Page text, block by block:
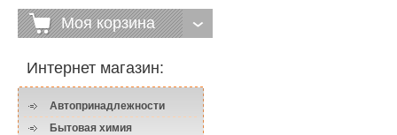
Моя корзина
Интернет магазин:
Автопринадлежности
Бытовая химия